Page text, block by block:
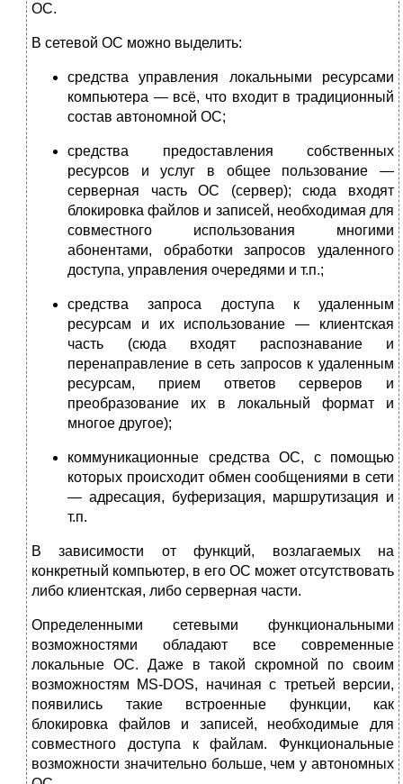
ОС.
В сетевой ОС можно выделить:
средства управления локальными ресурсами
компьютера — всё, что входит в традиционный
состав автономной ОС;
средства предоставления собственных
ресурсов и услуг в общее пользование —
серверная часть ОС (сервер); сюда входят
блокировка файлов и записей, необходимая для
совместного использования многими
абонентами, обработки запросов удаленного
доступа, управления очередями и т.п.;
средства запроса доступа к удаленным
ресурсам и их использование — клиентская
часть (сюда входят распознавание и
перенаправление в сеть запросов к удаленным
ресурсам, прием ответов серверов и
преобразование их в локальный формат и
многое другое);
коммуникационные средства ОС, с помощью
которых происходит обмен сообщениями в сети
— адресация, буферизация, маршрутизация и
т.п.
В зависимости от функций, возлагаемых на
конкретный компьютер, в его ОС может отсутствовать
либо клиентская, либо серверная части.
Определенными сетевыми функциональными
возможностями обладают все современные
локальные ОС. Даже в такой скромной по своим
возможностям МS-DОS, начиная с третьей версии,
появились такие встроенные функции, как
блокировка файлов и записей, необходимые для
совместного доступа к файлам. Функциональные
возможности значительно больше, чем у автономных